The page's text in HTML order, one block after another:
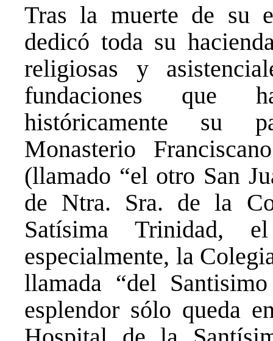
Tras la muerte de su
dedicó toda su
religiosas y
fundaciones que
históricamente su
Monasterio
(llamado “el otro San
de Ntra. Sra. de la
Satísima Trinidad,
especialmente, la
llamada “del
esplendor sólo queda